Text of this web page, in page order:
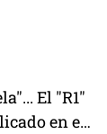
video musical
El "R1"
en el